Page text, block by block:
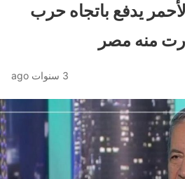
يدفع باتجاه حرب
منه مصر
3 سنوات ago